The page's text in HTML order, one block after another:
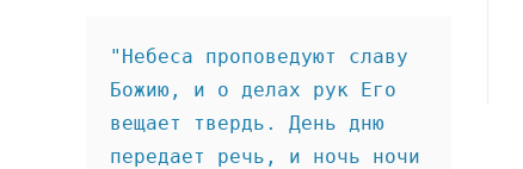
"Небеса проповедуют славу
Божию, и о делах рук Его
вещает твердь. День дню
передает речь, и ночь ночи